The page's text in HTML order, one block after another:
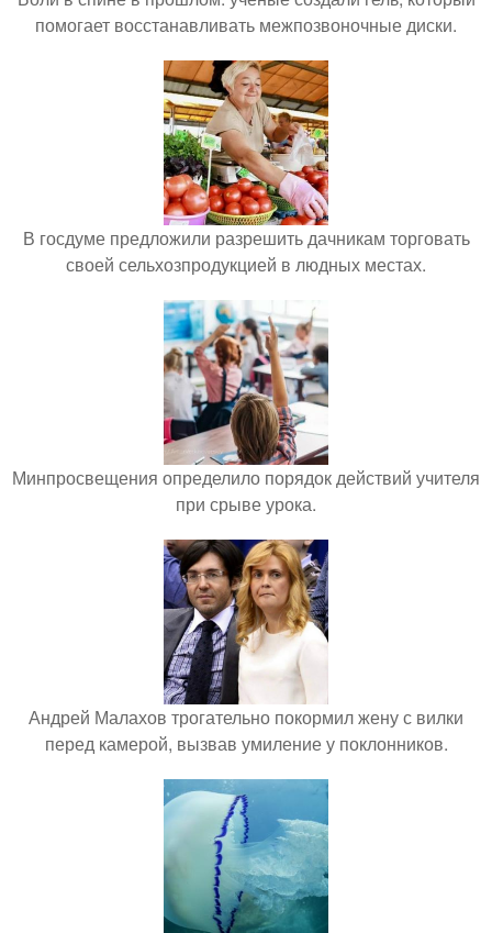
помогает восстанавливать межпозвоночные диски.
В госдуме предложили разрешить дачникам торговать
своей сельхозпродукцией в людных местах.
Минпросвещения определило порядок действий учителя
при срыве урока.
Андрей Малахов трогательно покормил жену с вилки
перед камерой, вызвав умиление у поклонников.